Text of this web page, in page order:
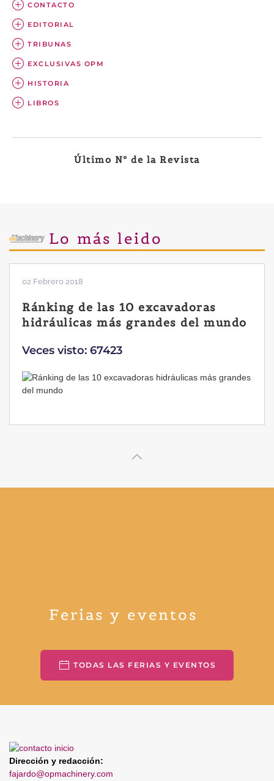
CONTACTO
EDITORIAL
TRIBUNAS
EXCLUSIVAS OPM
HISTORIA
LIBROS
Último Nº de la Revista
Lo más leido
02 Febrero 2018
Ránking de las 10 excavadoras
hidráulicas más grandes del mundo
Veces visto: 67423
Ferias y eventos
TODAS LAS FERIAS Y EVENTOS
Dirección y redacción:
fajardo@opmachinery.com